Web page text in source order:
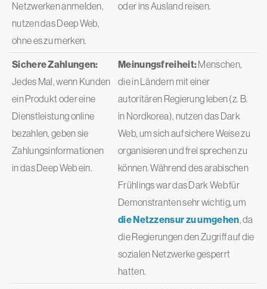
Netzwerken anmelden,
nutzen das Deep Web,
ohne es zu merken.
oder ins Ausland reisen.
Sichere Zahlungen:
Jedes Mal, wenn Kunden
ein Produkt oder eine
Dienstleistung online
bezahlen, geben sie
Zahlungsinformationen
in das Deep Web ein.
Meinungsfreiheit:Menschen,
die in Ländern mit einer
autoritären Regierung leben (z. B.
in Nordkorea), nutzen das Dark
Web, um sich auf sichere Weise zu
organisieren und frei sprechen zu
können. Während des arabischen
Frühlings war das Dark Web für
Demonstranten sehr wichtig, um
die Netzzensur zu umgehen, da
die Regierungen den Zugriff auf die
sozialen Netzwerke gesperrt
hatten.